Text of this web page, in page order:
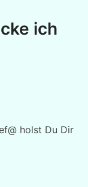
ich
holst Du Dir